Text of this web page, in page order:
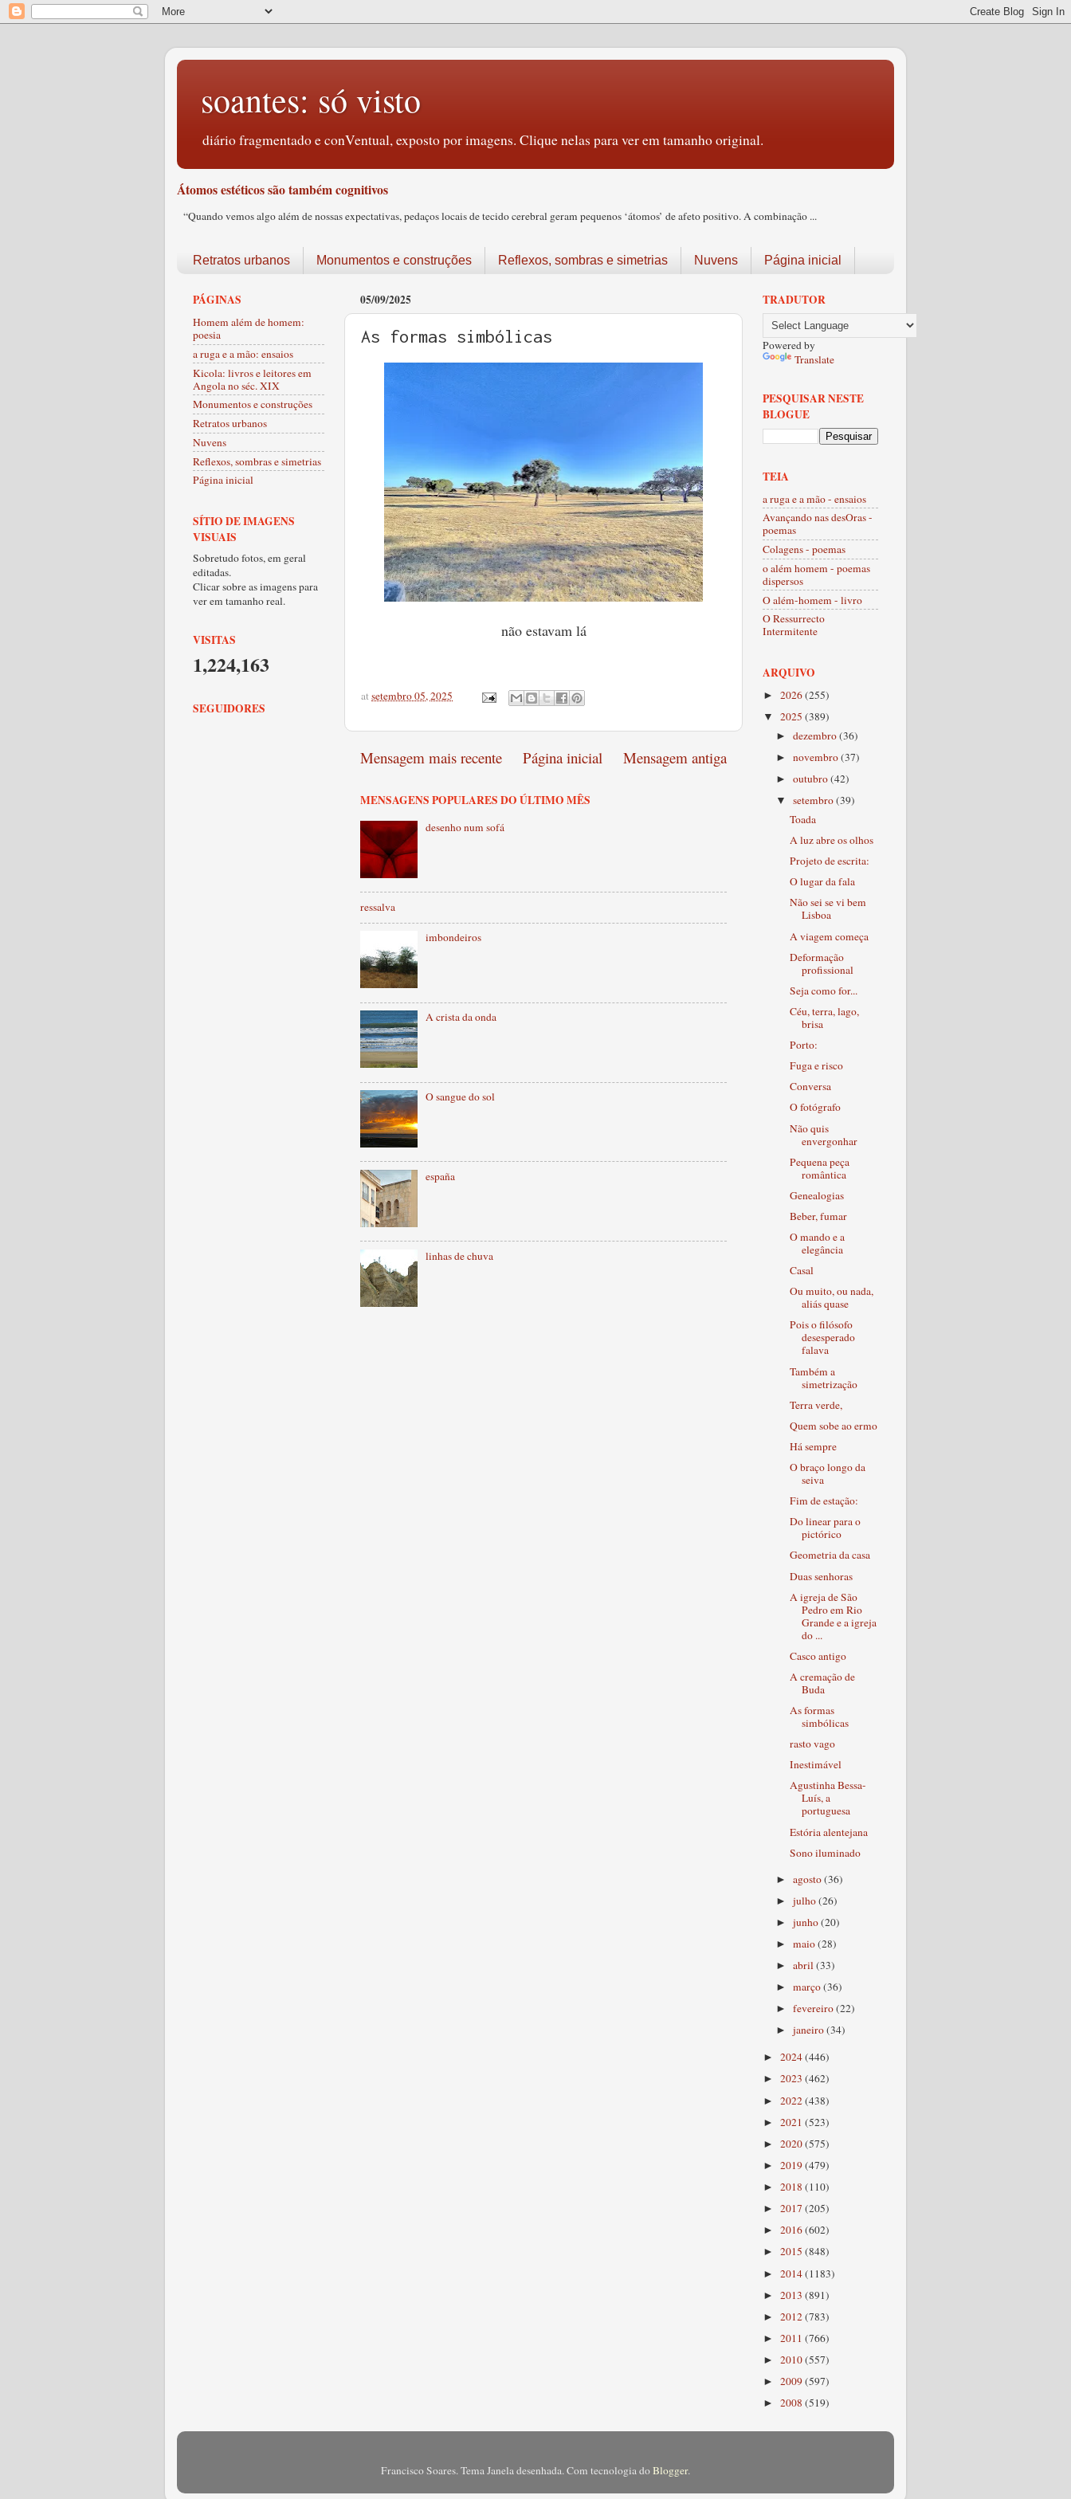
soantes: só visto
diário fragmentado e conVentual, exposto por imagens. Clique nelas para ver em tamanho original.
Átomos estéticos são também cognitivos
“Quando vemos algo além de nossas expectativas, pedaços locais de tecido cerebral geram pequenos ‘átomos’ de afeto positivo. A combinação ...
Retratos urbanos Monumentos e construções Reflexos, sombras e simetrias Nuvens Página inicial
05/09/2025
As formas simbólicas
não estavam lá
atsetembro 05, 2025
Mensagem mais recente Mensagem antiga
Página inicial
MENSAGENS POPULARES DO ÚLTIMO MÊS
desenho num sofá
ressalva
imbondeiros
A crista da onda
O sangue do sol
españa
linhas de chuva
PÁGINAS
Homem além de homem:
poesia
a ruga e a mão: ensaios
Kicola: livros e leitores em
Angola no séc. XIX
Monumentos e construções
Retratos urbanos
Nuvens
Reflexos, sombras e simetrias
Página inicial
SÍTIO DE IMAGENS
VISUAIS
Sobretudo fotos, em geral
editadas.
Clicar sobre as imagens para
ver em tamanho real.
VISITAS
1,224,163
SEGUIDORES
TRADUTOR
Powered by
Translate
PESQUISAR NESTE
BLOGUE
TEIA
a ruga e a mão - ensaios
Avançando nas desOras -
poemas
Colagens - poemas
o além homem - poemas
dispersos
O além-homem - livro
O Ressurrecto
Intermitente
ARQUIVO
► 2026(255)
▼ 2025 (389)
►dezembro(36)
►novembro(37)
►outubro(42)
▼setembro(39)
Toada
A luz abre os olhos
Projeto de escrita:
O lugar da fala
Não sei se vi bem
Lisboa
A viagem começa
Deformação
profissional
Seja como for...
Céu, terra, lago,
brisa
Porto:
Fuga e risco
Conversa
O fotógrafo
Não quis
envergonhar
Pequena peça
romântica
Genealogias
Beber, fumar
O mando e a
elegância
Casal
Ou muito, ou nada,
aliás quase
Pois o filósofo
desesperado
falava
Também a
simetrização
Terra verde,
Quem sobe ao ermo
Há sempre
O braço longo da
seiva
Fim de estação:
Do linear para o
pictórico
Geometria da casa
Duas senhoras
A igreja de São
Pedro em Rio
Grande e a igreja
do ...
Casco antigo
A cremação de
Buda
As formas
simbólicas
rasto vago
Inestimável
Agustinha Bessa-
Luís, a
portuguesa
Estória alentejana
Sono iluminado
►agosto(36)
►julho(26)
►junho(20)
►maio(28)
►abril(33)
►março(36)
►fevereiro(22)
►janeiro(34)
► 2024(446)
► 2023 (462)
► 2022(438)
► 2021 (523)
► 2020(575)
► 2019(479)
► 2018 (110)
► 2017 (205)
► 2016(602)
► 2015 (848)
► 2014(1183)
► 2013 (891)
► 2012(783)
► 2011 (766)
► 2010(557)
► 2009(597)
► 2008 (519)
Francisco Soares. Tema Janela desenhada. Com tecnologia doBlogger.